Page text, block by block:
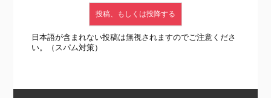
日本語が含まれない投稿は無視されますのでご注意くださ
い。（スパム対策）